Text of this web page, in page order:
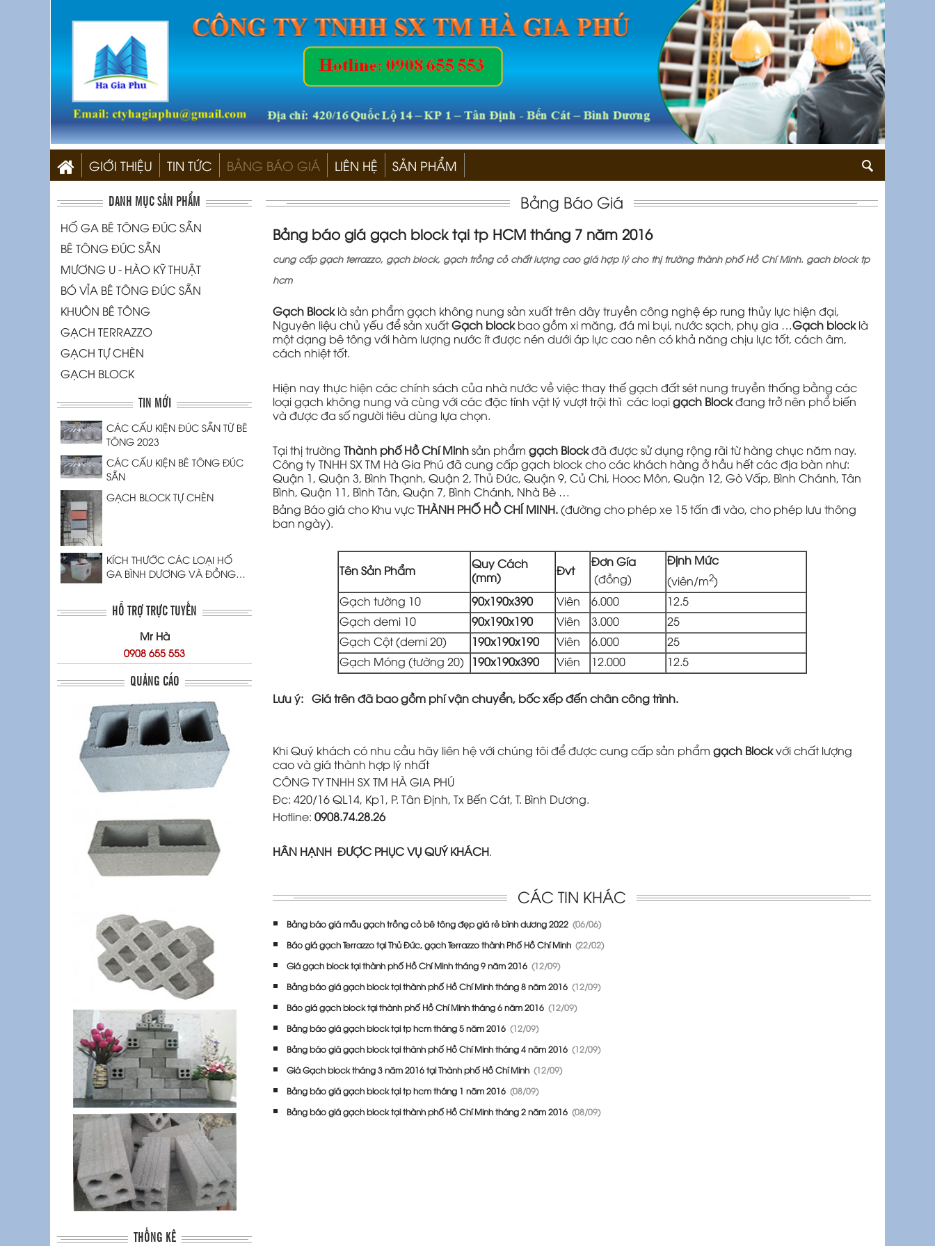
GIỚI THIỆU TIN TỨC BẢNG BÁO GIÁ LIÊN HỆ SẢN PHẨM
DANH MỤC SẢN PHẨM
HỐ GA BÊ TÔNG ĐÚC SẴN
BÊ TÔNG ĐÚC SẴN
MƯƠNG U - HÀO KỸ THUẬT
BÓ VỈA BÊ TÔNG ĐÚC SẴN
KHUÔN BÊ TÔNG
GẠCH TERRAZZO
GẠCH TỰ CHÈN
GẠCH BLOCK
TIN MỚI
CÁC CẤU KIỆN ĐÚC SẴN TỪ BÊ
TÔNG 2023
CÁC CẤU KIỆN BÊ TÔNG ĐÚC
SẴN
GẠCH BLOCK TỰ CHÈN
KÍCH THƯỚC CÁC LOẠI HỐ
GA BÌNH DƯƠNG VÀ ĐỒNG
HỖ TRỢ TRỰC TUYẾN
Mr Hà
0908 655 553
QUẢNG CÁO
THỐNG KÊ
Bảng Báo Giá
Bảng báo giá gạch block tại tp HCM tháng 7 năm 2016
cung cấp gạch terrazzo, gạch block, gạch trồng cỏ chất lượng cao giá hợp lý cho thị trường thành phố Hồ Chí Minh. gach block tp
hcm
Gạch Blocklà sản phẩm gạch không nung sản xuất trên dây truyền công nghệ ép rung thủy lực hiện đại,
Nguyên liệu chủ yếu để sản xuấtGạch blockbao gồm xi măng, đá mi bụi, nước sạch, phụ gia …Gạch blocklà
một dạng bê tông với hàm lượng nước ít được nén dưới áp lực cao nên có khả năng chịu lực tốt, cách âm,
cách nhiệt tốt.
Hiện nay thực hiện các chính sách của nhà nước về việc thay thế gạch đất sét nung truyền thống bằng các
loại gạch không nung và cùng với các đặc tính vật lý vượt trội thì các loạigạch Blockđang trở nên phổ biến
và được đa số người tiêu dùng lựa chọn.
Tại thị trường Thành phố Hồ Chí Minhsản phẩm gạch Blockđã được sử dụng rộng rãi từ hàng chục năm nay.
Công ty TNHH SX TM Hà Gia Phú đã cung cấp gạch block cho các khách hàng ở hầu hết các địa bàn như:
Quận 1, Quận 3, Bình Thạnh, Quận 2, Thủ Đức, Quận 9, Củ Chi, Hooc Môn, Quận 12, Gò Vấp, Bình Chánh, Tân
Bình, Quận 11, Bình Tân, Quận 7, Bình Chánh, Nhà Bè …
Bảng Báo giá cho Khu vựcTHÀNH PHỐ HỒ CHÍ MINH.(đường cho phép xe 15 tấn đi vào, cho phép lưu thông
ban ngày).
Tên Sản Phẩm
Quy Cách
(mm)
Đvt
Đơn Gía
(đồng)
Định Mức
(viên/m2)
Gạch tường 10
90x190x390 Viên 6.000
12.5
Gạch demi 10
90x190x190 Viên 3.000
25
Gạch Cột (demi 20)
190x190x190 Viên 6.000
25
Gạch Móng (tường 20)
190x190x390 Viên 12.000 12.5
Lưu ý: Giá trên đã bao gồm phí vận chuyển, bốc xếp đến chân công trình.
Khi Quý khách có nhu cầu hãy liên hệ với chúng tôi để được cung cấp sản phẩm gạch Blockvới chất lượng
cao và giá thành hợp lý nhất
CÔNG TY TNHH SX TM HÀ GIA PHÚ
Đc: 420/16 QL14, Kp1, P. Tân Định, Tx Bến Cát, T. Bình Dương.
Hotline: 0908.74.28.26
HÂN HẠNH ĐƯỢC PHỤC VỤ QUÝ KHÁCH.
CÁC TIN KHÁC
Bảng báo giá mẫu gạch trồng cỏ bê tông đẹp giá rẻ bình dương 2022 (06/06)
Báo giá gạch Terrazzo tại Thủ Đức, gạch Terrazzo thành Phố Hồ Chí Minh (22/02)
Giá gạch block tại thành phố Hồ Chí Minh tháng 9 năm 2016 (12/09)
Bảng báo giá gạch block tại thành phố Hồ Chí Minh tháng 8 năm 2016 (12/09)
Báo giá gạch block tại thành phố Hồ Chí Minh tháng 6 năm 2016 (12/09)
Bảng báo giá gạch block tại tp hcm tháng 5 năm 2016 (12/09)
Bảng báo giá gạch block tại thành phố Hồ Chí Minh tháng 4 năm 2016 (12/09)
Giá Gạch block tháng 3 năm 2016 tại Thành phố Hồ Chí Minh (12/09)
Bảng báo giá gạch block tại tp hcm tháng 1 năm 2016 (08/09)
Bảng báo giá gạch block tại thành phố Hồ Chí Minh tháng 2 năm 2016 (08/09)